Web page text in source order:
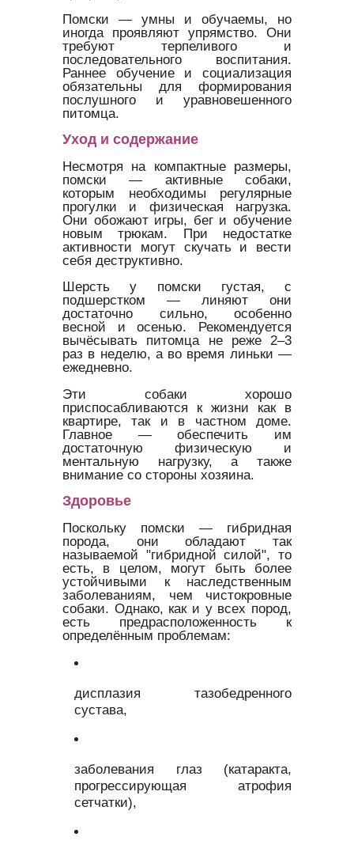
Помски — умны и обучаемы, но
иногда проявляют упрямство. Они
требуют терпеливого и
последовательного воспитания.
Раннее обучение и социализация
обязательны для формирования
послушного и уравновешенного
питомца.
Уход и содержание
Несмотря на компактные размеры,
помски — активные собаки,
которым необходимы регулярные
прогулки и физическая нагрузка.
Они обожают игры, бег и обучение
новым трюкам. При недостатке
активности могут скучать и вести
себя деструктивно.
Шерсть у помски густая, с
подшерстком — линяют они
достаточно сильно, особенно
весной и осенью. Рекомендуется
вычёсывать питомца не реже 2–3
раз в неделю, а во время линьки —
ежедневно.
Эти собаки хорошо
приспосабливаются к жизни как в
квартире, так и в частном доме.
Главное — обеспечить им
достаточную физическую и
ментальную нагрузку, а также
внимание со стороны хозяина.
Здоровье
Поскольку помски — гибридная
порода, они обладают так
называемой "гибридной силой", то
есть, в целом, могут быть более
устойчивыми к наследственным
заболеваниям, чем чистокровные
собаки. Однако, как и у всех пород,
есть предрасположенность к
определённым проблемам:
дисплазия тазобедренного
сустава,
заболевания глаз (катаракта,
прогрессирующая атрофия
сетчатки),